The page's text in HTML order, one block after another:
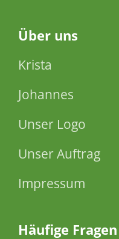
Über uns
Krista
Johannes
Unser Logo
Unser Auftrag
Impressum
Häufige Fragen